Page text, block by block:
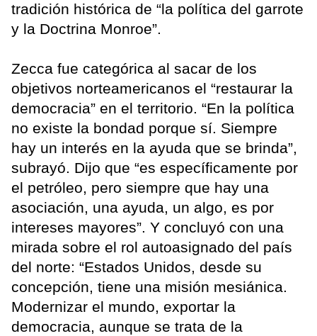
tradición histórica de “la política del garrote
y la Doctrina Monroe”.
Zecca fue categórica al sacar de los
objetivos norteamericanos el “restaurar la
democracia” en el territorio. “En la política
no existe la bondad porque sí. Siempre
hay un interés en la ayuda que se brinda”,
subrayó. Dijo que “es específicamente por
el petróleo, pero siempre que hay una
asociación, una ayuda, un algo, es por
intereses mayores”. Y concluyó con una
mirada sobre el rol autoasignado del país
del norte: “Estados Unidos, desde su
concepción, tiene una misión mesiánica.
Modernizar el mundo, exportar la
democracia, aunque se trata de la